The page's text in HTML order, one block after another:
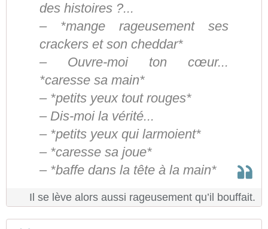
des histoires ?...
– *mange rageusement ses
crackers et son cheddar*
– Ouvre-moi ton cœur...
*caresse sa main*
– *petits yeux tout rouges*
– Dis-moi la vérité...
– *petits yeux qui larmoient*
– *caresse sa joue*
– *baffe dans la tête à la main*
Il se lève alors aussi rageusement qu’il bouffait.